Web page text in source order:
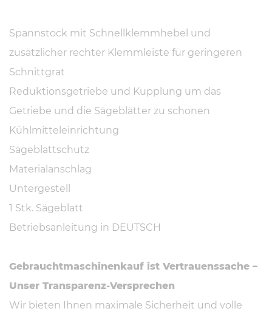
Spannstock mit Schnellklemmhebel und
zusätzlicher rechter Klemmleiste für geringeren
Schnittgrat
Reduktionsgetriebe und Kupplung um das
Getriebe und die Sägeblätter zu schonen
Kühlmitteleinrichtung
Sägeblattschutz
Materialanschlag
Untergestell
1 Stk. Sägeblatt
Betriebsanleitung in DEUTSCH
Gebrauchtmaschinenkauf ist Vertrauenssache –
Unser Transparenz-Versprechen
Wir bieten Ihnen maximale Sicherheit und volle